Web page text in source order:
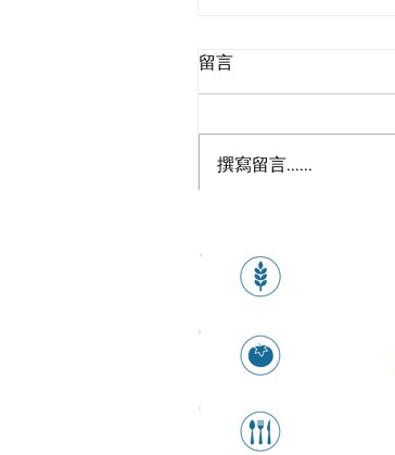
健康香蕉燕麥煎餅
留言
撰寫留言......